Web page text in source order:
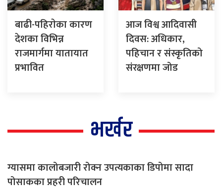
बाढी-पहिराेका कारण
देशका विभिन्न
राजमार्गमा यातायात
प्रभावित
आज विश्व आदिवासी
दिवस: अधिकार,
पहिचान र संस्कृतिको
संरक्षणमा जोड
भर्खर
ग्यासमा कालोबजारी रोक्न उपत्यकाका डिपोमा सादा
पोसाकका प्रहरी परिचालन